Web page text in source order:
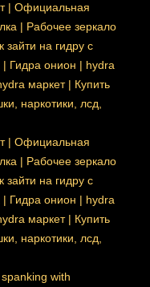
| Официальная
| Рабочее зеркало
зайти на гидру с
Гидра онион | hydra
маркет | Купить
наркотики, лсд,
| Официальная
| Рабочее зеркало
зайти на гидру с
Гидра онион | hydra
маркет | Купить
наркотики, лсд,
with